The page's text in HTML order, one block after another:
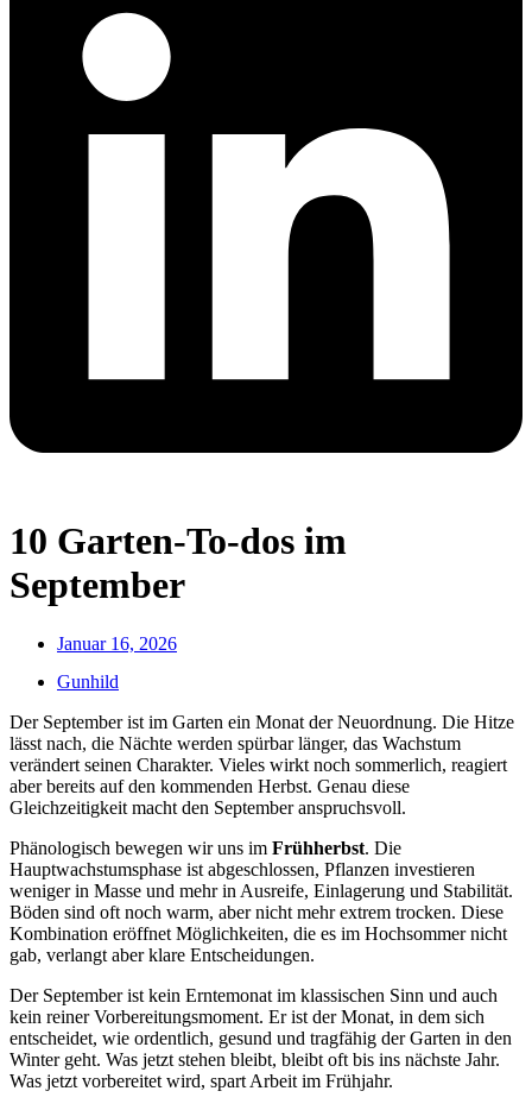
10 Garten-To-dos im
September
Januar 16, 2026
Gunhild
Der September ist im Garten ein Monat der Neuordnung. Die Hitze
lässt nach, die Nächte werden spürbar länger, das Wachstum
verändert seinen Charakter. Vieles wirkt noch sommerlich, reagiert
aber bereits auf den kommenden Herbst. Genau diese
Gleichzeitigkeit macht den September anspruchsvoll.
Phänologisch bewegen wir uns im Frühherbst. Die
Hauptwachstumsphase ist abgeschlossen, Pflanzen investieren
weniger in Masse und mehr in Ausreife, Einlagerung und Stabilität.
Böden sind oft noch warm, aber nicht mehr extrem trocken. Diese
Kombination eröffnet Möglichkeiten, die es im Hochsommer nicht
gab, verlangt aber klare Entscheidungen.
Der September ist kein Erntemonat im klassischen Sinn und auch
kein reiner Vorbereitungsmoment. Er ist der Monat, in dem sich
entscheidet, wie ordentlich, gesund und tragfähig der Garten in den
Winter geht. Was jetzt stehen bleibt, bleibt oft bis ins nächste Jahr.
Was jetzt vorbereitet wird, spart Arbeit im Frühjahr.